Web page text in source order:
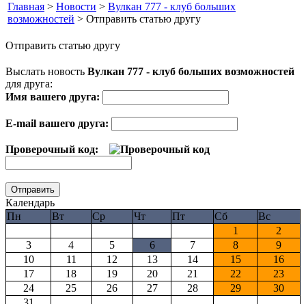
Главная > Новости > Вулкан 777 - клуб больших
возможностей > Отправить статью другу
Отправить статью другу
Выслать новость Вулкан 777 - клуб больших возможностей
для друга:
Имя вашего друга:
E-mail вашего друга:
Проверочный код:
Календарь
Пн
Вт Ср Чт Пт Сб
Вс
1
2
3
4 5 6 7 8
9
10
11 12 13 14 15
16
17
18 19 20 21 22
23
24
25 26 27 28 29
30